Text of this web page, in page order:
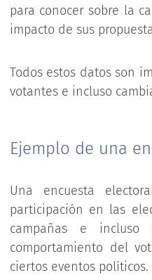
para conocer sobre la
impacto de sus
Todos estos datos son
votantes e incluso
Ejemplo de una
Una encuesta
participación en las
campañas e
comportamiento del
ciertos eventos políticos.